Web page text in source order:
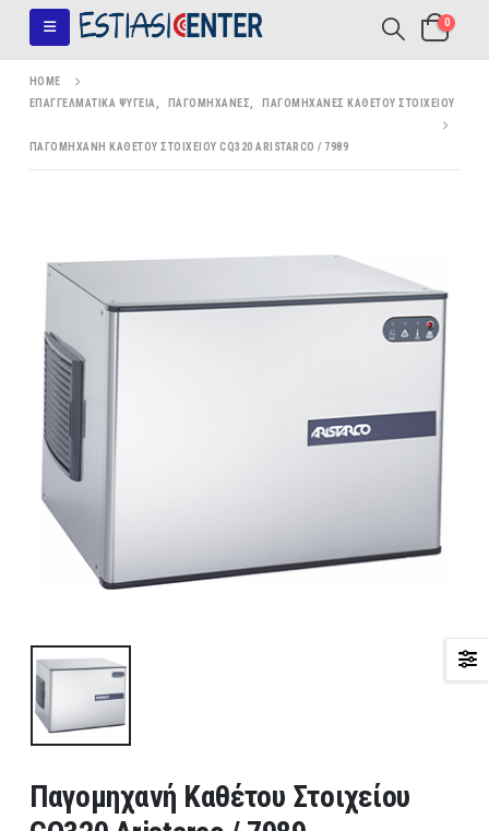
0
HOME
ΕΠΑΓΓΕΛΜΑΤΙΚΆ ΨΥΓΕΊΑ
ΠΑΓΟΜΗΧΑΝΈΣ ΠΑΓΟΜΗΧΑΝΈΣ ΚΆΘΕΤΟΥ ΣΤΟΙΧΕΊΟΥ
ΠΑΓΟΜΗΧΑΝΉ ΚΑΘΈΤΟΥ ΣΤΟΙΧΕΊΟΥ CQ320 ARISTARCO / 7989
Παγομηχανή Καθέτου Στοιχείου